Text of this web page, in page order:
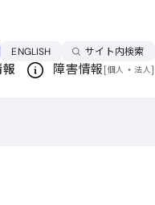
ENGLISH言語を切り替える
サイト内検索
障害情報[個人 ・ 法人]